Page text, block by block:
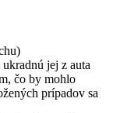
jej z auta
čo by mohlo
prípadov sa